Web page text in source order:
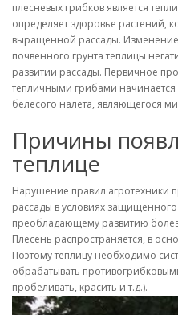
плесневых грибков является
определяет здоровье растений,
выращенной рассады.
почвенного грунта теплицы
развитии рассады. Первичное
тепличными грибами начинается
белесого налета, являющегося
Причины
теплице
Нарушение правил агротехники
рассады в условиях защищенного
преобладающему развитию
Плесень распространяется, в
Поэтому теплицу необходимо
обрабатывать
пробеливать, красить и т.д.).